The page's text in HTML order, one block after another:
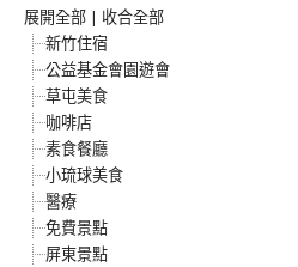
展開全部 | 收合全部
新竹住宿
公益基金會園遊會
草屯美食
咖啡店
素食餐廳
小琉球美食
醫療
免費景點
屏東景點